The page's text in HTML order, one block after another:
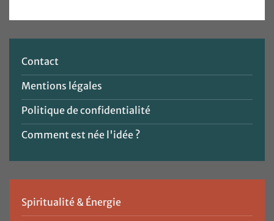
Contact
Mentions légales
Politique de confidentialité
Comment est née l'idée ?
Spiritualité & Énergie